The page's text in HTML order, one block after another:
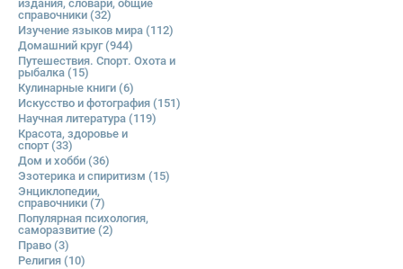
издания, словари, общие
справочники (32)
Изучение языков мира (112)
Домашний круг(944)
Путешествия. Спорт. Охота и
рыбалка (15)
Кулинарные книги (6)
Искусство и фотография (151)
Научная литература (119)
Красота, здоровье и
спорт(33)
Дом и хобби (36)
Эзотерика и спиритизм (15)
Энциклопедии,
справочники (7)
Популярная психология,
саморазвитие (2)
Право (3)
Религия (10)